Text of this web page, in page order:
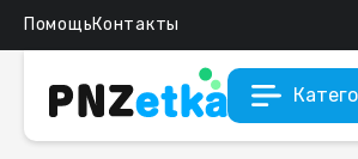
ПомощьКонтакты